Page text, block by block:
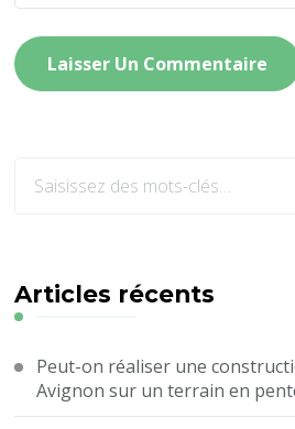
?
Articles récents
Peut-on réaliser une
Avignon sur un terrain en